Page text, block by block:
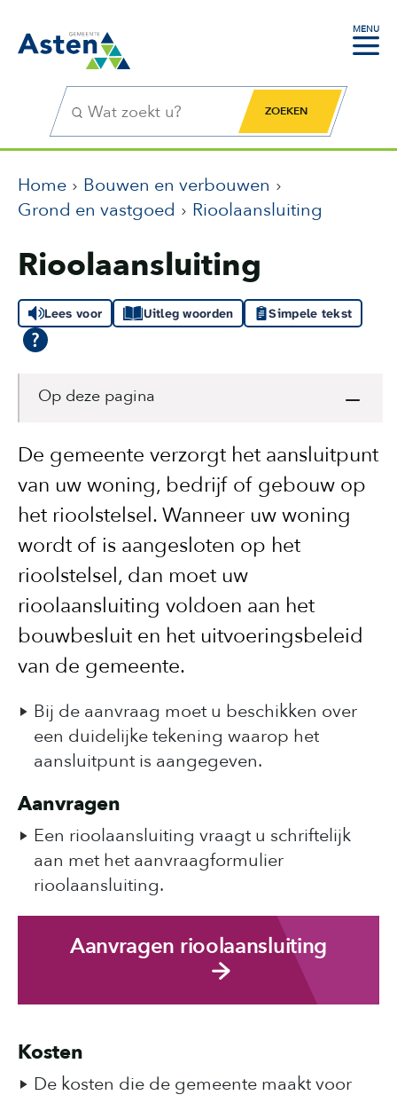
MENU
Zoekfunctie Zoekknop
Home
Bouwen en verbouwen
Grond en vastgoed
Rioolaansluiting
Rioolaansluiting
Lees voor Uitleg woorden Simpele tekst
De gemeente verzorgt het aansluitpunt
van uw woning, bedrijf of gebouw op
het rioolstelsel. Wanneer uw woning
wordt of is aangesloten op het
rioolstelsel, dan moet uw
rioolaansluiting voldoen aan het
bouwbesluit en het uitvoeringsbeleid
van de gemeente.
Bij de aanvraag moet u beschikken over
een duidelijke tekening waarop het
aansluitpunt is aangegeven.
Aanvragen
Een rioolaansluiting vraagt u schriftelijk
aan met het aanvraagformulier
rioolaansluiting.
Aanvragen rioolaansluiting
Kosten
De kosten die de gemeente maakt voor
Op deze pagina